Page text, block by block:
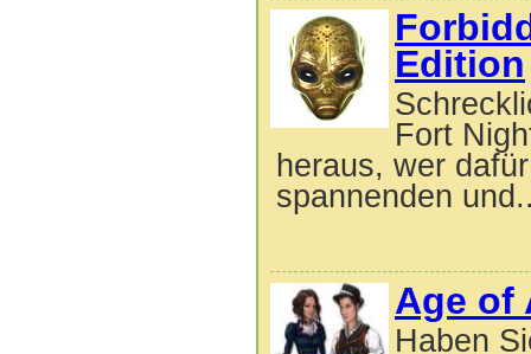
Edition
Fort
heraus, wer
spannenden
Age of
Haben